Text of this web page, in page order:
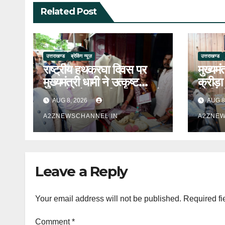
Related Post
उत्तराखण्ड ब्रेकिंग न्यूज़
राष्ट्रीय हथकरघा दिवस पर
मुख्यमंत्री धामी ने उत्कृष्ट
बुनकरों और हस्तशिल्प कारीगरों
को किया सम्मानित
AUG 8, 2026
A2ZNEWSCHANNEL.IN
उत्तराखण्ड
क्रीड़ा
के AUG
Leave a Reply
Your email address will not be published. Required
Comment*